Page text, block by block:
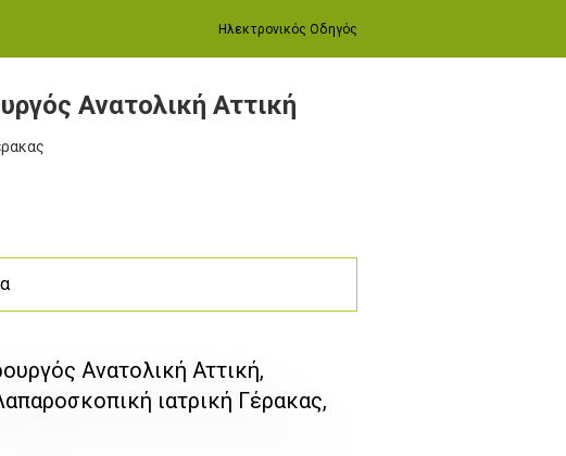
Ηλεκτρονικός Οδηγός
Ανατολική Αττική
Ανατολική Αττική,
ιατρική Γέρακας,